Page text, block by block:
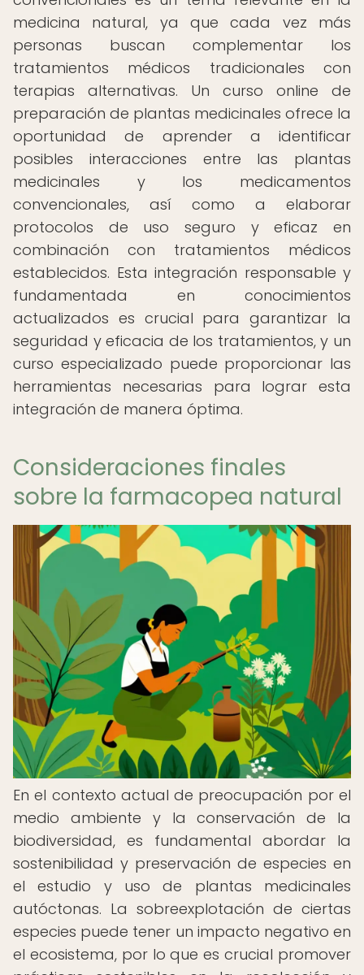
medicina natural, ya que cada vez más
personas buscan complementar los
tratamientos médicos tradicionales con
terapias alternativas. Un curso online de
preparación de plantas medicinales ofrece la
oportunidad de aprender a identificar
posibles interacciones entre las plantas
medicinales y los medicamentos
convencionales, así como a elaborar
protocolos de uso seguro y eficaz en
combinación con tratamientos médicos
establecidos. Esta integración responsable y
fundamentada en conocimientos
actualizados es crucial para garantizar la
seguridad y eficacia de los tratamientos, y un
curso especializado puede proporcionar las
herramientas necesarias para lograr esta
integración de manera óptima.
Consideraciones finales
sobre la farmacopea natural
En el contexto actual de preocupación por el
medio ambiente y la conservación de la
biodiversidad, es fundamental abordar la
sostenibilidad y preservación de especies en
el estudio y uso de plantas medicinales
autóctonas. La sobreexplotación de ciertas
especies puede tener un impacto negativo en
el ecosistema, por lo que es crucial promover